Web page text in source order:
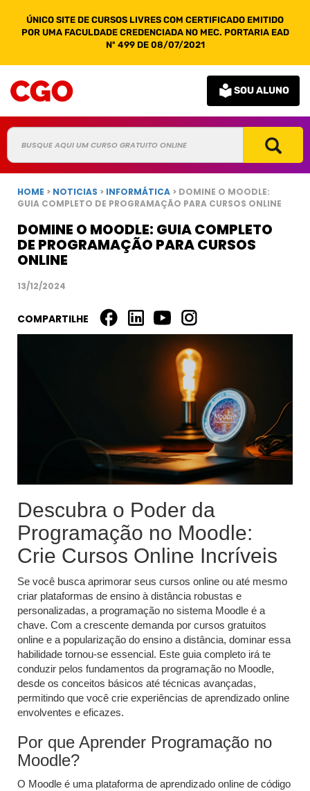
ÚNICO SITE DE CURSOS LIVRES COM CERTIFICADO EMITIDO
POR UMA FACULDADE CREDENCIADA NO MEC. PORTARIA EAD
Nº 499 DE 08/07/2021
SOU ALUNO
HOME > NOTICIAS > INFORMÁTICA > DOMINE O MOODLE:
GUIA COMPLETO DE PROGRAMAÇÃO PARA CURSOS ONLINE
DOMINE O MOODLE: GUIA COMPLETO
DE PROGRAMAÇÃO PARA CURSOS
ONLINE
13/12/2024
COMPARTILHE
Descubra o Poder da
Programação no Moodle:
Crie Cursos Online Incríveis
Se você busca aprimorar seus cursos online ou até mesmo
criar plataformas de ensino à distância robustas e
personalizadas, a programação no sistema Moodle é a
chave. Com a crescente demanda por cursos gratuitos
online e a popularização do ensino a distância, dominar essa
habilidade tornou-se essencial. Este guia completo irá te
conduzir pelos fundamentos da programação no Moodle,
desde os conceitos básicos até técnicas avançadas,
permitindo que você crie experiências de aprendizado online
envolventes e eficazes.
Por que Aprender Programação no
Moodle?
O Moodle é uma plataforma de aprendizado online de código